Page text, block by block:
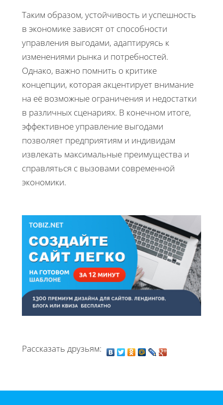
Таким образом, устойчивость и успешность
в экономике зависят от способности
управления выгодами, адаптируясь к
изменениями рынка и потребностей.
Однако, важно помнить о критике
концепции, которая акцентирует внимание
на её возможные ограничения и недостатки
в различных сценариях. В конечном итоге,
эффективное управление выгодами
позволяет предприятиям и индивидам
извлекать максимальные преимущества и
справляться с вызовами современной
экономики.
Рассказать друзьям: